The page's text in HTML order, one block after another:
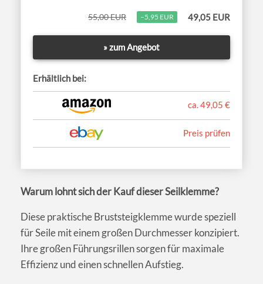
55,00 EUR −5,95 EUR 49,05 EUR
» zum Angebot
Erhältlich bei:
ca. 49,05 €
Preis prüfen
Warum lohnt sich der Kauf dieser Seilklemme?
Diese praktische Bruststeigklemme wurde speziell
für Seile mit einem großen Durchmesser konzipiert.
Ihre großen Führungsrillen sorgen für maximale
Effizienz und einen schnellen Aufstieg.